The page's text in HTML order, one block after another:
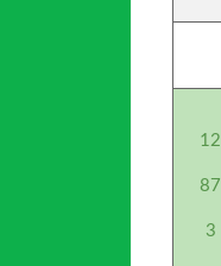
12
87
3